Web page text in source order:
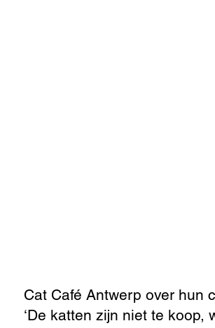
Cat Café Antwerp over hun
‘De katten zijn niet te koop,